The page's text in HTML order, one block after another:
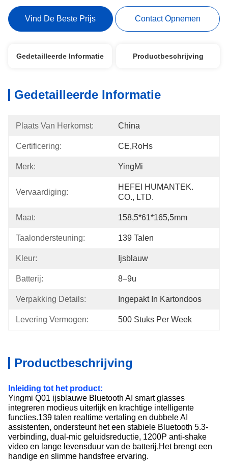
Vind De Beste Prijs Contact Opnemen
Gedetailleerde Informatie Productbeschrijving
Gedetailleerde Informatie
Plaats Van Herkomst: China
Certificering: CE,RoHs
Merk: YingMi
Vervaardiging:
HEFEI HUMANTEK.
CO., LTD.
Maat: 158,5*61*165,5mm
Taalondersteuning: 139 Talen
Kleur: Ijsblauw
Batterij: 8–9u
Verpakking Details: Ingepakt In Kartondoos
Levering Vermogen: 500 Stuks Per Week
Productbeschrijving
Inleiding tot het product:
Yingmi Q01 ijsblauwe Bluetooth AI smart glasses
integreren modieus uiterlijk en krachtige intelligente
functies.139 talen realtime vertaling en dubbele AI
assistenten, ondersteunt het een stabiele Bluetooth 5.3-
verbinding, dual-mic geluidsreductie, 1200P anti-shake
video en lange levensduur van de batterij.Het brengt een
handige en slimme handsfree ervaring.